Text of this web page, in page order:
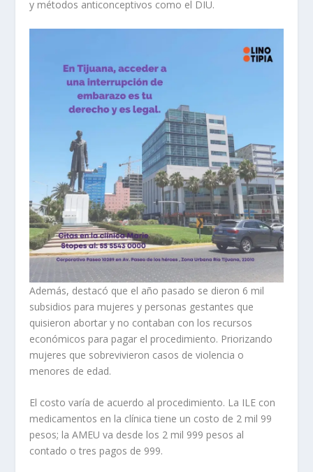
y métodos anticonceptivos como el DIU.
Además, destacó que el año pasado se dieron 6 mil
subsidios para mujeres y personas gestantes que
quisieron abortar y no contaban con los recursos
económicos para pagar el procedimiento. Priorizando
mujeres que sobrevivieron casos de violencia o
menores de edad.
El costo varía de acuerdo al procedimiento. La ILE con
medicamentos en la clínica tiene un costo de 2 mil 99
pesos; la AMEU va desde los 2 mil 999 pesos al
contado o tres pagos de 999.